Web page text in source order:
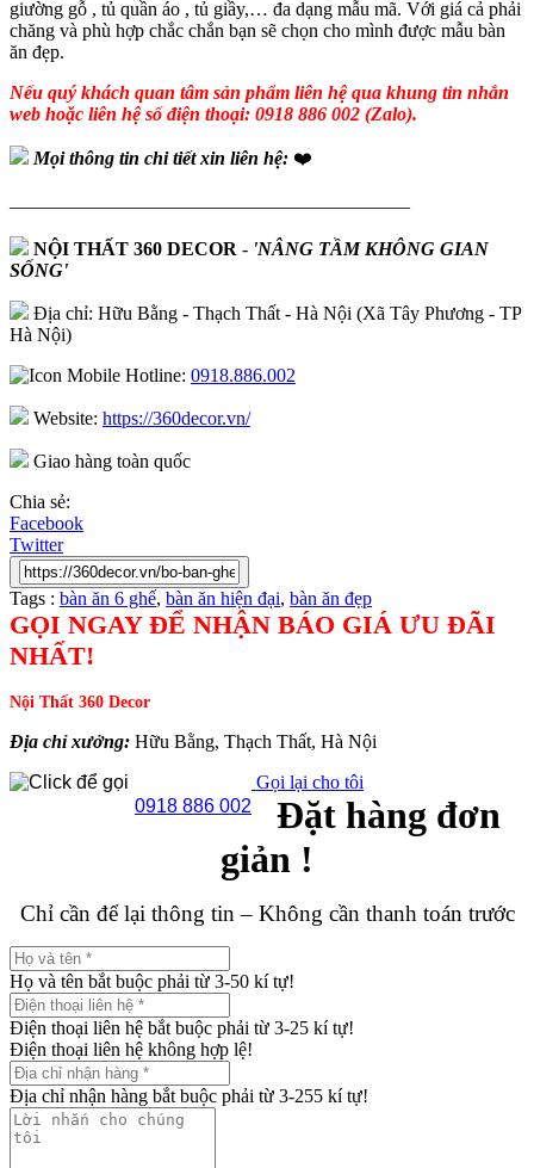
giường gỗ , tủ quần áo , tủ giầy,… đa dạng mẫu mã. Với giá cả phải
chăng và phù hợp chắc chắn bạn sẽ chọn cho mình được mẫu bàn
ăn đẹp.
Nếu quý khách quan tâm sản phẩm liên hệ qua khung tin nhắn
web hoặc liên hệ số điện thoại: 0918 886 002 (Zalo).
Mọi thông tin chi tiết xin liên hệ: ❤️
—————————————————————
NỘI THẤT 360 DECOR - 'NÂNG TẦM KHÔNG GIAN
SỐNG'
Địa chỉ: Hữu Bằng - Thạch Thất - Hà Nội (Xã Tây Phương - TP
Hà Nội)
Hotline: 0918.886.002
Website: https://360decor.vn/
Giao hàng toàn quốc
Chia sẻ:
Facebook
Twitter
Tags : bàn ăn 6 ghế, bàn ăn hiện đại, bàn ăn đẹp
GỌI NGAY ĐỂ NHẬN BÁO GIÁ ƯU ĐÃI
NHẤT!
Nội Thất 360 Decor
Địa chỉ xưởng: Hữu Bằng, Thạch Thất, Hà Nội
0918 886 002
Gọi lại cho tôi
Đặt hàng đơn
giản !
Chỉ cần để lại thông tin – Không cần thanh toán trước
Họ và tên bắt buộc phải từ 3-50 kí tự!
Điện thoại liên hệ bắt buộc phải từ 3-25 kí tự!
Điện thoại liên hệ không hợp lệ!
Địa chỉ nhận hàng bắt buộc phải từ 3-255 kí tự!